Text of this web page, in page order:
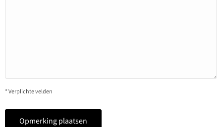
* Verplichte velden
Opmerking plaatsen